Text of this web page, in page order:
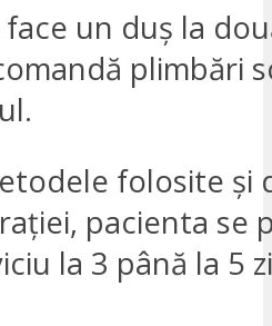
un duș la
plimbări
folosite și
pacienta se
la 3 până la 5